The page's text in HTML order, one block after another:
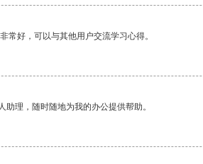
常好，可以与其他用户交流学习心得。
助理，随时随地为我的办公提供帮助。